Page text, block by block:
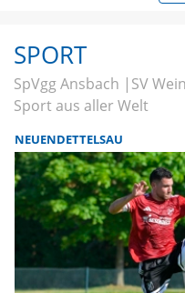
SPORT
SpVgg Ansbach SV
Sport aus aller Welt
NEUENDETTELSAU